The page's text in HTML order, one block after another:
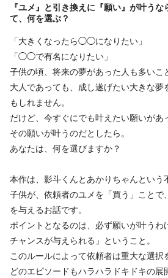
『ユメ』と引き換えに『願い』が叶う
て、何を選ぶ？
「大きくなったら◯◯になりたい」
「◯◯で有名になりたい」
子供の頃、将来の夢があった人も多いこ
大人であっても、成し遂げたい大きな
もしれません。
だけど、今すぐにでも叶えたい願いが
その願いが叶うのだとしたら。
あなたは、何を選びますか？
本作は、影斗くんとあかりちゃんという
子供が、依頼者のユメを「買う」ことで
を与えるお話です。
ポイントとなるのは、必ず願いが叶うわ
チャンスが与えられる」ということ。
このルールによって依頼者は重大な選択
どのエピソードもハラハラドキドキの展